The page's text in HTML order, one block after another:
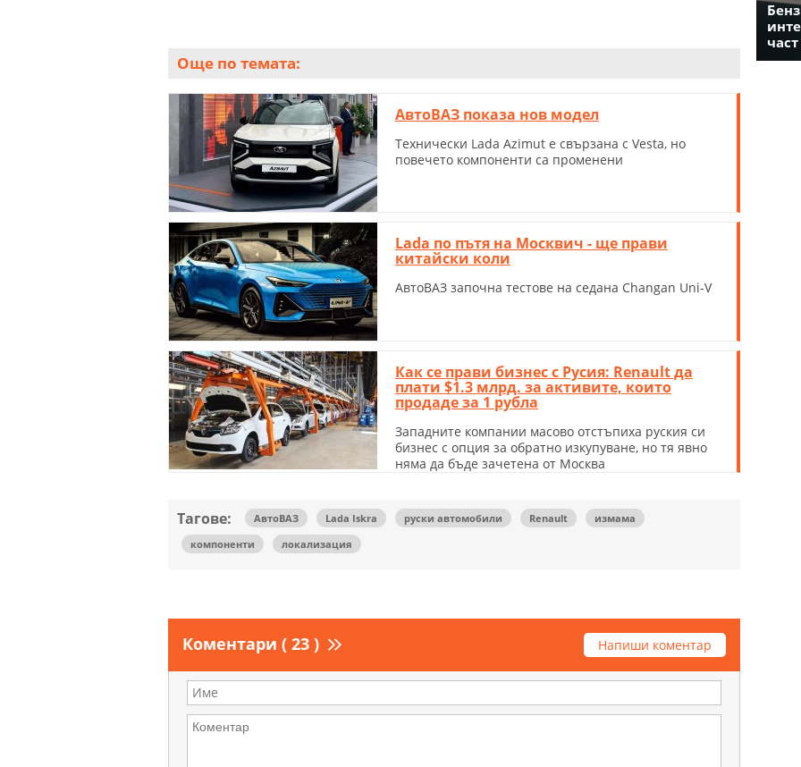
Още по темата:
АвтоВАЗ показа нов модел
Технически Lada Azimut е свързана с Vesta, но
повечето компоненти са променени
Lada по пътя на Москвич - ще прави
китайски коли
АвтоВАЗ започна тестове на седана Changan Uni-V
Как се прави бизнес с Русия: Renault да
плати $1.3 млрд. за активите, които
продаде за 1 рубла
Западните компании масово отстъпиха руския си
бизнес с опция за обратно изкупуване, но тя явно
няма да бъде зачетена от Москва
Тагове: АвтоВАЗ Lada Iskra руски автомобили Renault
измама
компоненти
локализация
Коментари ( 23 ) Напиши коментар
част